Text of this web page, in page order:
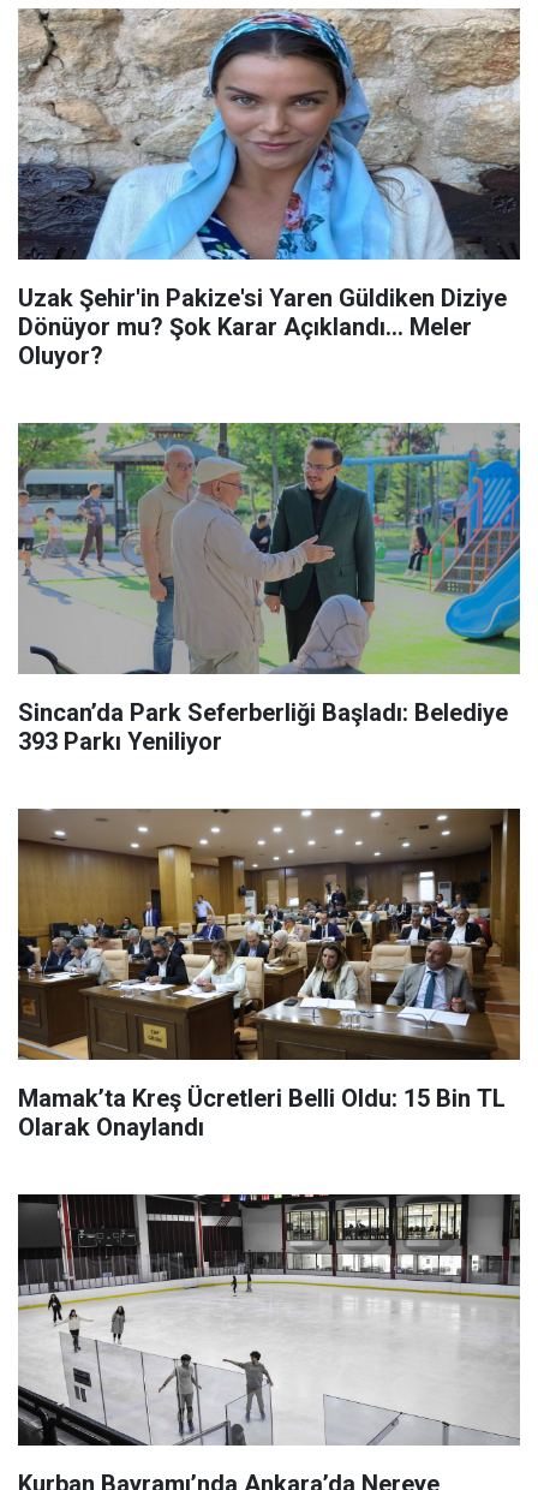
Uzak Şehir'in Pakize'si Yaren Güldiken Diziye
Dönüyor mu? Şok Karar Açıklandı... Meler
Oluyor?
Sincan’da Park Seferberliği Başladı: Belediye
393 Parkı Yeniliyor
Mamak’ta Kreş Ücretleri Belli Oldu: 15 Bin TL
Olarak Onaylandı
Kurban Bayramı’nda Ankara’da Nereye